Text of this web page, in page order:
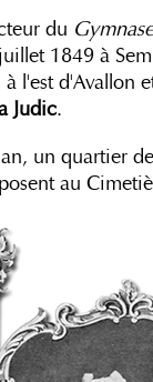
du
1849 à
l'est
Judic.
un quartier
au